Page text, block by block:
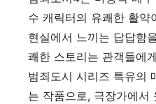
수 캐릭터의 유쾌한 활약
현실에서 느끼는 답답함
쾌한 스토리는 관객들에
범죄도시 시리즈 특유의
는 작품으로, 극장가에서